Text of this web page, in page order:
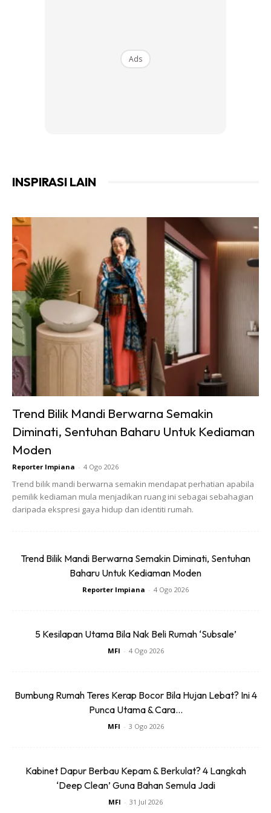
Ruang tamu cermin & meja tepi DIY, yang lain beli
Ads
INSPIRASI LAIN
Trend Bilik Mandi Berwarna Semakin
Diminati, Sentuhan Baharu Untuk Kediaman
Moden
Reporter Impiana - 4 Ogo 2026
Trend bilik mandi berwarna semakin mendapat perhatian apabila
pemilik kediaman mula menjadikan ruang ini sebagai sebahagian
daripada ekspresi gaya hidup dan identiti rumah.
Trend Bilik Mandi Berwarna Semakin Diminati, Sentuhan
Baharu Untuk Kediaman Moden
Reporter Impiana - 4 Ogo 2026
5 Kesilapan Utama Bila Nak Beli Rumah ‘Subsale’
MFI - 4 Ogo 2026
Bumbung Rumah Teres Kerap Bocor Bila Hujan Lebat? Ini 4
Punca Utama & Cara...
MFI - 3 Ogo 2026
Kabinet Dapur Berbau Kepam & Berkulat? 4 Langkah
‘Deep Clean’ Guna Bahan Semula Jadi
MFI - 31 Jul 2026